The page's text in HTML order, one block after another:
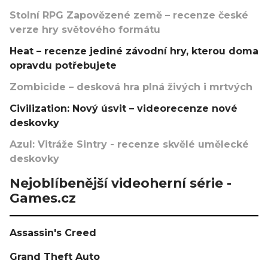
Stolní RPG Zapovězené země – recenze české
verze hry světového formátu
Heat – recenze jediné závodní hry, kterou doma
opravdu potřebujete
Zombicide – desková hra plná živých i mrtvých
Civilization: Nový úsvit – videorecenze nové
deskovky
Azul: Vitráže Sintry - recenze skvělé umělecké
deskovky
Nejoblíbenější videoherní série -
Games.cz
Assassin's Creed
Grand Theft Auto